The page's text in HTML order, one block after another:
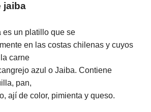
jaiba
es un platillo que se
en las costas chilenas y cuyos
carne
azul o Jaiba. Contiene
pan,
ají de color, pimienta y queso.